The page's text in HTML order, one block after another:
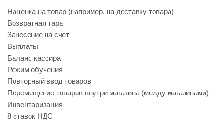
Наценка на товар (например, на доставку товара)
Возвратная тара
Занесение на счет
Выплаты
Баланс кассира
Режим обучения
Повторный ввод товаров
Перемещение товаров внутри магазина (между магазинами)
Инвентаризация
8 ставок НДС